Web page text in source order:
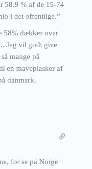
58.9 % af de 15-74
i det offentlige.”
58% dækker over
Jeg vil godt give
mange på
en maveplasker af
danmark.
for se på Norge